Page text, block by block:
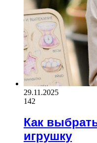
29.11.2025
142
Как
игрушку